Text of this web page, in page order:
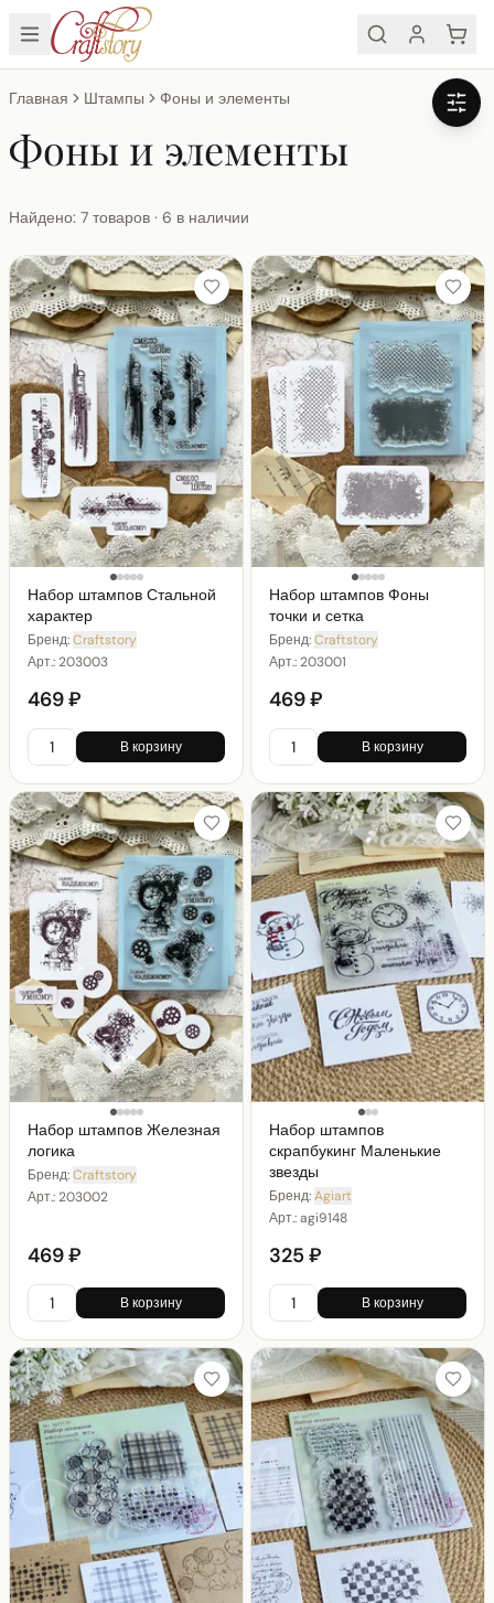
Главная Штампы Фоны и элементы
Фоны и элементы
Найдено: 7 товаров · 6 в наличии
Набор штампов Стальной
характер
Бренд:Craftstory
Арт.:203003
469 ₽
В корзину
Набор штампов Фоны
точки и сетка
Бренд:Craftstory
Арт.:203001
469 ₽
В корзину
Набор штампов Железная
логика
Бренд:Craftstory
Арт.:203002
469 ₽
В корзину
Набор штампов
скрапбукинг Маленькие
звезды
Бренд:Agiart
Арт.:agi9148
325 ₽
В корзину